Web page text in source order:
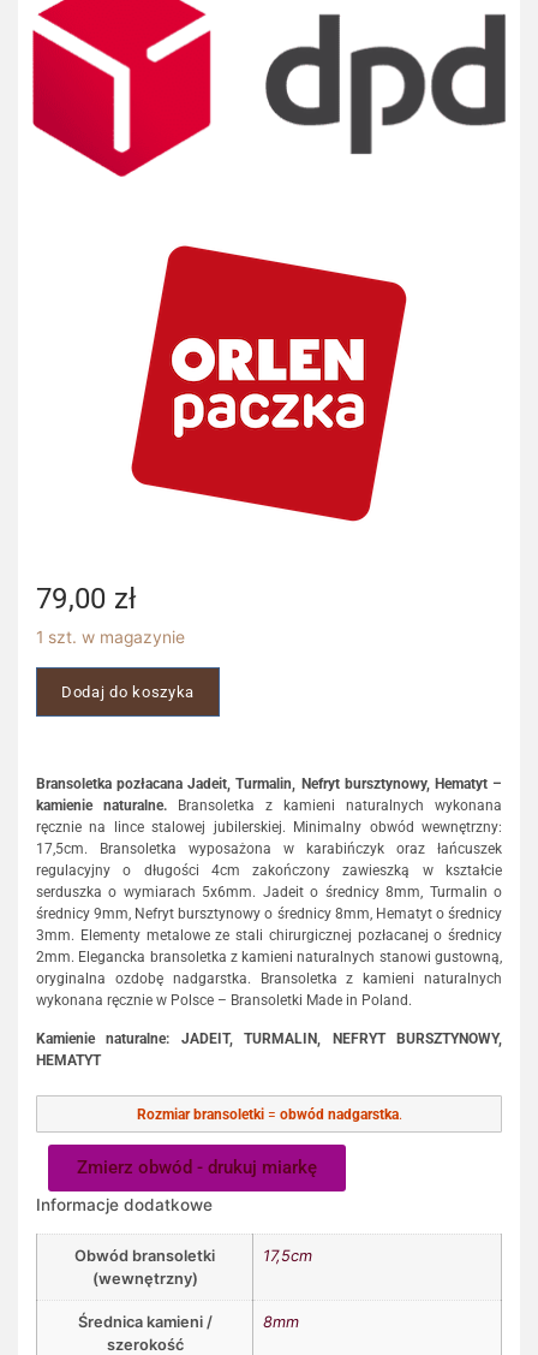
79,00 zł
1 szt. w magazynie
Dodaj do koszyka
Bransoletka pozłacana Jadeit, Turmalin, Nefryt bursztynowy, Hematyt –
kamienie naturalne. Bransoletka z kamieni naturalnych wykonana
ręcznie na lince stalowej jubilerskiej. Minimalny obwód wewnętrzny:
17,5cm. Bransoletka wyposażona w karabińczyk oraz łańcuszek
regulacyjny o długości 4cm zakończony zawieszką w kształcie
serduszka o wymiarach 5x6mm. Jadeit o średnicy 8mm, Turmalin o
średnicy 9mm, Nefryt bursztynowy o średnicy 8mm, Hematyt o średnicy
3mm. Elementy metalowe ze stali chirurgicznej pozłacanej o średnicy
2mm. Elegancka bransoletka z kamieni naturalnych stanowi gustowną,
oryginalna ozdobę nadgarstka. Bransoletka z kamieni naturalnych
wykonana ręcznie w Polsce – Bransoletki Made in Poland.
Kamienie naturalne: JADEIT, TURMALIN, NEFRYT BURSZTYNOWY,
HEMATYT
Rozmiar bransoletki= obwód nadgarstka.
Zmierz obwód - drukuj miarkę
Informacje dodatkowe
Obwód bransoletki
(wewnętrzny)
17,5cm
Średnica kamieni /
szerokość
8mm